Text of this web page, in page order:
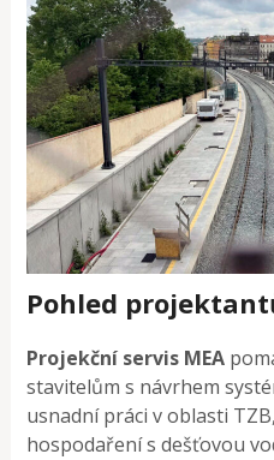
Pohled
Projekční servis MEA
stavitelům s návrhem
usnadní práci v oblasti
hospodaření s dešťovou